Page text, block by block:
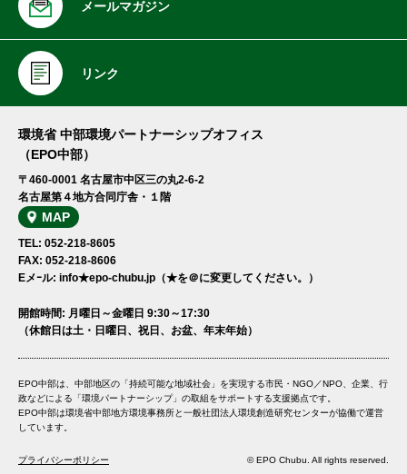
メールマガジン
リンク
環境省 中部環境パートナーシップオフィス
（EPO中部）
〒460-0001 名古屋市中区三の丸2-6-2
名古屋第４地方合同庁舎・１階
MAP
TEL: 052-218-8605
FAX: 052-218-8606
Eメｰル: info★epo-chubu.jp（★を＠に変更してください。）
開館時間: 月曜日～金曜日 9:30～17:30
（休館日は土・日曜日、祝日、お盆、年末年始）
EPO中部は、中部地区の「持続可能な地域社会」を実現する市民・NGO／NPO、企業、行
政などによる「環境パートナーシップ」の取組をサポートする支援拠点です。
EPO中部は環境省中部地方環境事務所と一般社団法人環境創造研究センターが協働で運営
しています。
プライバシーポリシー © EPO Chubu. All rights reserved.